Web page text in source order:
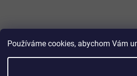
Používáme cookies, abychom Vám